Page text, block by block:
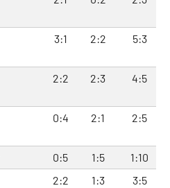
3:1 2:2 5:3
2:2 2:3 4:5
0:4 2:1 2:5
0:5 1:5
1:10
2:2 1:3
3:5